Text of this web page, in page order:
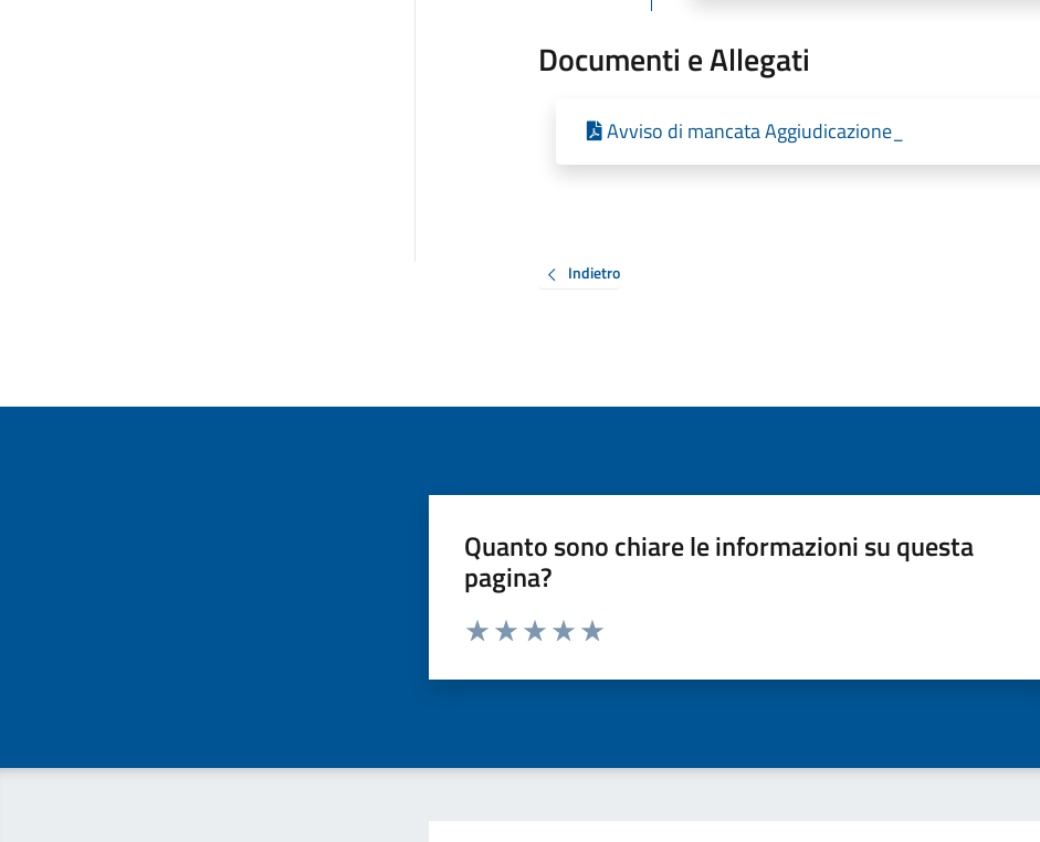
Documenti e Allegati
Avviso di mancata Aggiudicazione_
Indietro
Quanto sono chiare le informazioni su questa
pagina?
Valuta da 1 a 5 stelle la pagina